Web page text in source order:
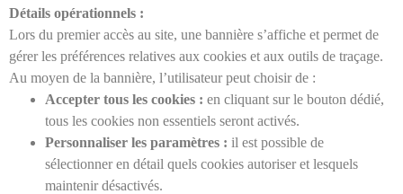
Détails opérationnels :
Lors du premier accès au site, une bannière s’affiche et permet de
gérer les préférences relatives aux cookies et aux outils de traçage.
Au moyen de la bannière, l’utilisateur peut choisir de :
Accepter tous les cookies : en cliquant sur le bouton dédié,
tous les cookies non essentiels seront activés.
Personnaliser les paramètres : il est possible de
sélectionner en détail quels cookies autoriser et lesquels
maintenir désactivés.